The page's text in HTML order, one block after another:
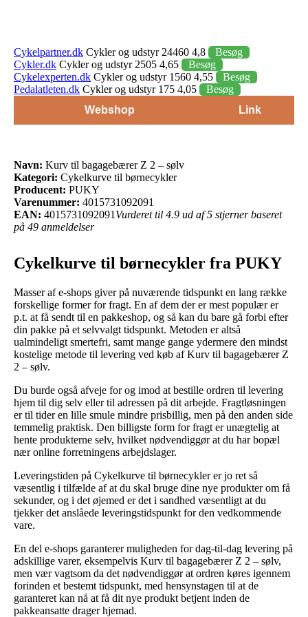
Cykelpartner.dk Cykler og udstyr 24460 4,8
Besøg
Cykler.dk Cykler og udstyr 2505 4,65
Besøg
Cykelexperten.dk Cykler og udstyr 1560 4,55
Besøg
Pedalatleten.dk Cykler og udstyr 175 4,05
Besøg
Webshop
Link
Navn: Kurv til bagagebærer Z 2 – sølv
Kategori: Cykelkurve til børnecykler
Producent: PUKY
Varenummer: 4015731092091
EAN: 4015731092091 Vurderet til 4.9 ud af 5 stjerner baseret
på 49 anmeldelser
Cykelkurve til børnecykler fra PUKY
Masser af e-shops giver på nuværende tidspunkt en lang række
forskellige former for fragt. En af dem der er mest populær er
p.t. at få sendt til en pakkeshop, og så kan du bare gå forbi efter
din pakke på et selvvalgt tidspunkt. Metoden er altså
ualmindeligt smertefri, samt mange gange ydermere den mindst
kostelige metode til levering ved køb af Kurv til bagagebærer Z
2 – sølv.
Du burde også afveje for og imod at bestille ordren til levering
hjem til dig selv eller til adressen på dit arbejde. Fragtløsningen
er til tider en lille smule mindre prisbillig, men på den anden side
temmelig praktisk. Den billigste form for fragt er unægtelig at
hente produkterne selv, hvilket nødvendiggør at du har bopæl
nær online forretningens arbejdslager.
Leveringstiden på Cykelkurve til børnecykler er jo ret så
væsentlig i tilfælde af at du skal bruge dine nye produkter om få
sekunder, og i det øjemed er det i sandhed væsentligt at du
tjekker det anslåede leveringstidspunkt for den vedkommende
vare.
En del e-shops garanterer muligheden for dag-til-dag levering på
adskillige varer, eksempelvis Kurv til bagagebærer Z 2 – sølv,
men vær vagtsom da det nødvendiggør at ordren køres igennem
forinden et bestemt tidspunkt, med hensynstagen til at de
garanteret kan nå at få dit nye produkt betjent inden de
pakkeansatte drager hjemad.